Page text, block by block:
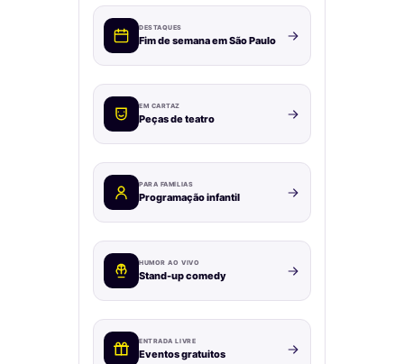
DESTAQUES
Fim de semana em São Paulo
EM CARTAZ
Peças de teatro
PARA FAMÍLIAS
Programação infantil
HUMOR AO VIVO
Stand-up comedy
ENTRADA LIVRE
Eventos gratuitos